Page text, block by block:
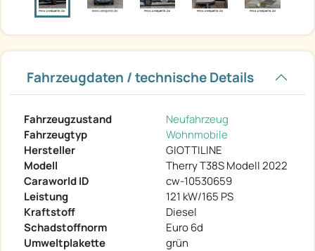
Fahrzeugdaten / technische Details
Fahrzeugzustand
Neufahrzeug
Fahrzeugtyp
Wohnmobile
Hersteller
GIOTTILINE
Modell
Therry T38S Modell 2022
Caraworld ID
cw-10530659
Leistung
121 kW/165 PS
Kraftstoff
Diesel
Schadstoffnorm
Euro 6d
Umweltplakette
grün